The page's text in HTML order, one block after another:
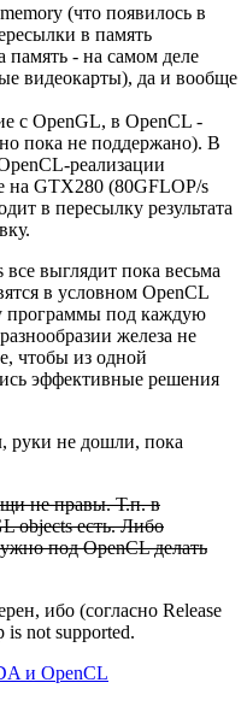
(что появилось в
в память
память - на самом деле
видеокарты), да и вообще
с OpenGL, в OpenCL -
пока не поддержано). В
реализации
на GTX280 (80GFLOP/s
в пересылку результата
выглядит пока весьма
в условном OpenCL
программы под каждую
железа не
чтобы из одной
эффективные решения
руки не дошли, пока
не правы. Т.п. в
objects есть. Либо
под OpenCL делать
ибо (согласно Release
not supported.
и OpenCL